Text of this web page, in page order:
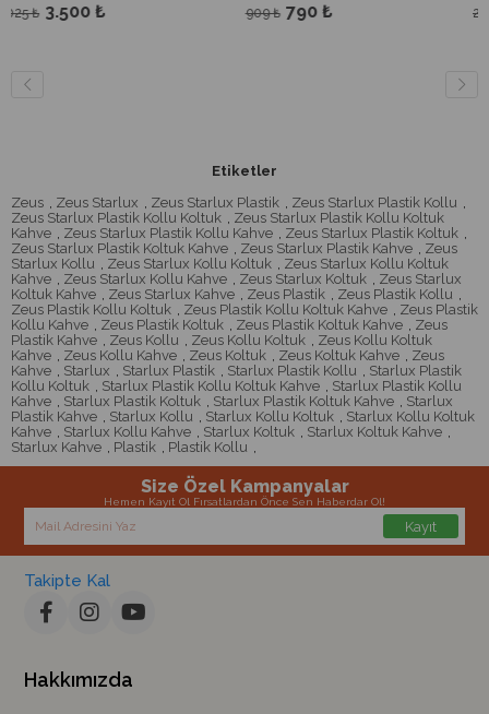
₺ 790 ₺ 2.200
Etiketler
Zeus , Zeus Starlux , Zeus Starlux Plastik , Zeus Starlux Plastik Kollu ,
Zeus Starlux Plastik Kollu Koltuk , Zeus Starlux Plastik Kollu Koltuk
Kahve , Zeus Starlux Plastik Kollu Kahve , Zeus Starlux Plastik Koltuk ,
Zeus Starlux Plastik Koltuk Kahve , Zeus Starlux Plastik Kahve , Zeus
Starlux Kollu , Zeus Starlux Kollu Koltuk , Zeus Starlux Kollu Koltuk
Kahve , Zeus Starlux Kollu Kahve , Zeus Starlux Koltuk , Zeus Starlux
Koltuk Kahve , Zeus Starlux Kahve , Zeus Plastik , Zeus Plastik Kollu ,
Zeus Plastik Kollu Koltuk , Zeus Plastik Kollu Koltuk Kahve , Zeus Plastik
Kollu Kahve , Zeus Plastik Koltuk , Zeus Plastik Koltuk Kahve , Zeus
Plastik Kahve , Zeus Kollu , Zeus Kollu Koltuk , Zeus Kollu Koltuk
Kahve , Zeus Kollu Kahve , Zeus Koltuk , Zeus Koltuk Kahve , Zeus
Kahve , Starlux , Starlux Plastik , Starlux Plastik Kollu , Starlux Plastik
Kollu Koltuk , Starlux Plastik Kollu Koltuk Kahve , Starlux Plastik Kollu
Kahve , Starlux Plastik Koltuk , Starlux Plastik Koltuk Kahve , Starlux
Plastik Kahve , Starlux Kollu , Starlux Kollu Koltuk , Starlux Kollu Koltuk
Kahve , Starlux Kollu Kahve , Starlux Koltuk , Starlux Koltuk Kahve ,
Starlux Kahve , Plastik , Plastik Kollu ,
Size Özel Kampanyalar
Hemen Kayıt Ol Fırsatlardan Önce Sen Haberdar Ol!
Kayıt
Takipte Kal
Hakkımızda